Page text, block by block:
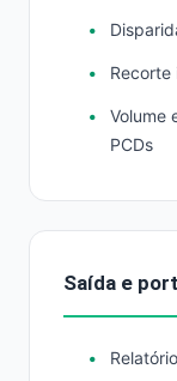
Recorte
Volume
PCDs
Saída e